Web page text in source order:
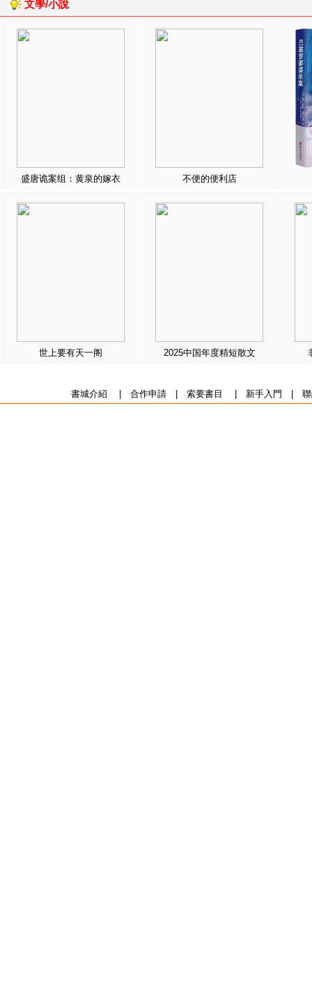
文學/小說
盛唐诡案组：黄泉的嫁衣 不便的便利店
世上要有天一阁 2025中国年度精短散文
書城介紹 合作申請| 索要書目 新手入門